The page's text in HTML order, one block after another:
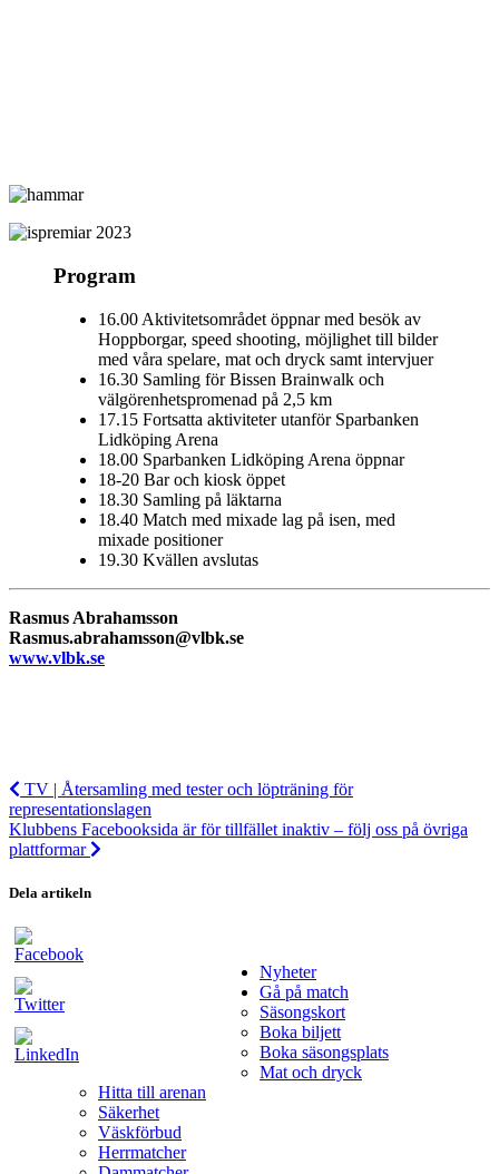
Program
16.00 Aktivitetsområdet öppnar med besök av
Hoppborgar, speed shooting, möjlighet till bilder
med våra spelare, mat och dryck samt intervjuer
16.30 Samling för Bissen Brainwalk och
välgörenhetspromenad på 2,5 km
17.15 Fortsatta aktiviteter utanför Sparbanken
Lidköping Arena
18.00 Sparbanken Lidköping Arena öppnar
18-20 Bar och kiosk öppet
18.30 Samling på läktarna
18.40 Match med mixade lag på isen, med
mixade positioner
19.30 Kvällen avslutas
Rasmus Abrahamsson
Rasmus.abrahamsson@vlbk.se
www.vlbk.se
TV | Återsamling med tester och löpträning för
representationslagen
Klubbens Facebooksida är för tillfället inaktiv – följ oss på övriga
plattformar
Dela artikeln
Nyheter
Gå på match
Säsongskort
Boka biljett
Boka säsongsplats
Mat och dryck
Hitta till arenan
Säkerhet
Väskförbud
Herrmatcher